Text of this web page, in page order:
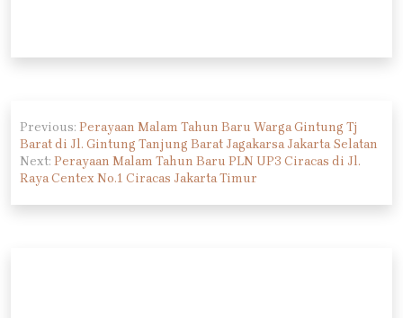
pos
Previous: Perayaan Malam Tahun Baru Warga Gintung Tj
Barat di Jl. Gintung Tanjung Barat Jagakarsa Jakarta Selatan
Next: Perayaan Malam Tahun Baru PLN UP3 Ciracas di Jl.
Raya Centex No.1 Ciracas Jakarta Timur